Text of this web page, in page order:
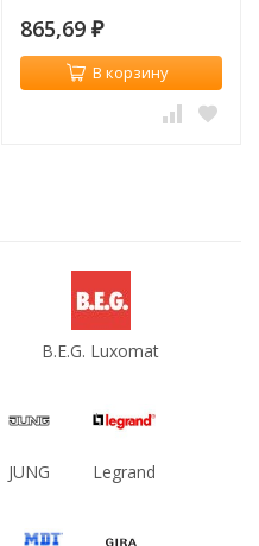
865,69 ₽
В корзину
B.E.G. Luxomat
JUNG Legrand